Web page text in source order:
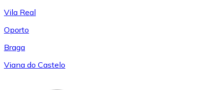
Vila Real
Oporto
Braga
Viana do Castelo